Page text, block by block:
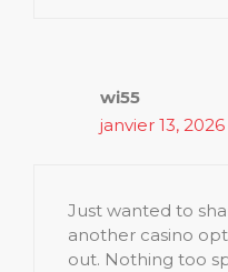
wi55
janvier 13,
Just wanted to
another casino
out. Nothing too